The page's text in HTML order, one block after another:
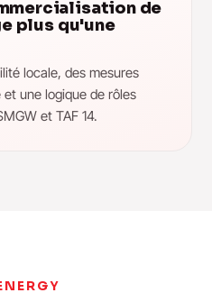
de
plus qu'une
locale, des mesures
une logique de rôles
et TAF 14.